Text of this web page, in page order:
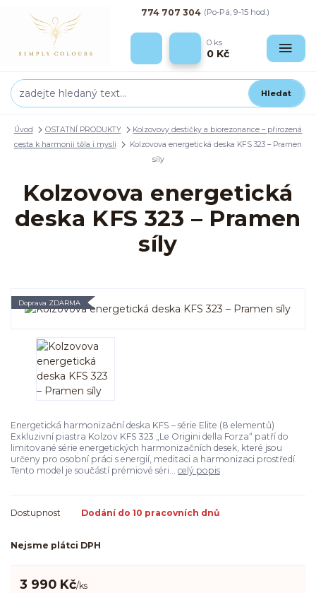
Hledat
774 707 304 (Po-Pá, 9-15 hod.)
0 ks
0 Kč
Úvod OSTATNÍ PRODUKTY
Kolzovovy destičky a biorezonance – přirozená
cesta k harmonii těla i mysli
Kolzovova energetická deska KFS 323 – Pramen
síly
Kolzovova energetická
deska KFS 323 – Pramen
síly
Doprava ZDARMA
Energetická harmonizační deska KFS – série Elite (8 elementů)
Exkluzivní piastra Kolzov KFS 323 „Le Origini della Forza“ patří do
limitované série energetických harmonizačních desek, které jsou
určeny pro osobní práci s energií, meditaci a harmonizaci prostředí.
Tento model je součástí prémiové séri... celý popis
Dostupnost Dodání do 10 pracovních dnů
Nejsme plátci DPH
3 990 Kč/ks